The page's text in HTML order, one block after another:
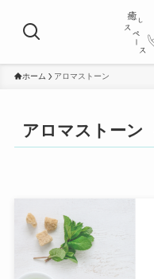
ホーム アロマストーン
アロマストーン